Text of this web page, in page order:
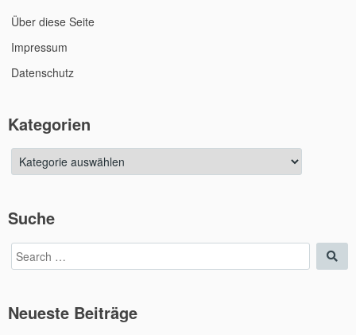
Über diese Seite
Impressum
Datenschutz
Kategorien
Kategorien
Suche
Search
for:
Neueste Beiträge